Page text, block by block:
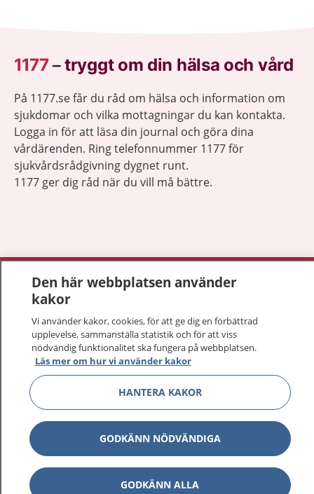
1177–tryggt om din hälsa och vård
På 1177.se får du råd om hälsa och information om
sjukdomar och vilka mottagningar du kan kontakta.
Logga in för att läsa din journal och göra dina
vårdärenden. Ring telefonnummer 1177 för
sjukvårdsrådgivning dygnet runt.
1177 ger dig råd när du vill må bättre.
1177 på flera språk
Om 1177
Kontakt
Behandling av personuppgifter
Hantering av kakor
Inställningar för kakor
Den här webbplatsen använder
kakor
Vi använder kakor, cookies, för att ge dig en förbättrad
upplevelse, sammanställa statistik och för att viss
nödvändig funktionalitet ska fungera på webbplatsen.
Läs mer om hur vi använder kakor
HANTERA KAKOR
GODKÄNN NÖDVÄNDIGA
GODKÄNN ALLA